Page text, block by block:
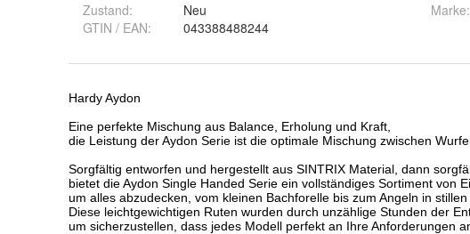
Zustand:
Neu
GTIN / EAN:
043388488244
Marke: